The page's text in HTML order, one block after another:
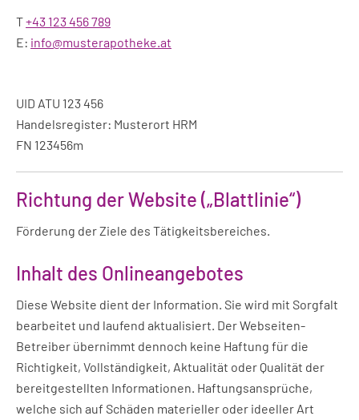
T+43 123 456 789
E: info@musterapotheke.at
UID ATU 123 456
Handelsregister: Musterort HRM
FN 123456m
Richtung der Website („Blattlinie“)
Förderung der Ziele des Tätigkeitsbereiches.
Inhalt des Onlineangebotes
Diese Website dient der Information. Sie wird mit Sorgfalt
bearbeitet und laufend aktualisiert. Der Webseiten-
Betreiber übernimmt dennoch keine Haftung für die
Richtigkeit, Vollständigkeit, Aktualität oder Qualität der
bereitgestellten Informationen. Haftungsansprüche,
welche sich auf Schäden materieller oder ideeller Art